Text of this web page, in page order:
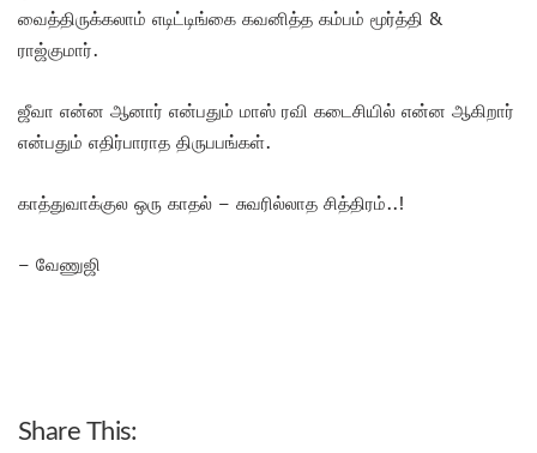
வைத்திருக்கலாம் எடிட்டிங்கை கவனித்த கம்பம் மூர்த்தி &
ராஜ்குமார்.
ஜீவா என்ன ஆனார் என்பதும் மாஸ் ரவி கடைசியில் என்ன ஆகிறார்
என்பதும் எதிர்பாராத திருபபங்கள்.
காத்துவாக்குல ஒரு காதல் – சுவரில்லாத சித்திரம்..!
– வேணுஜி
Share This: